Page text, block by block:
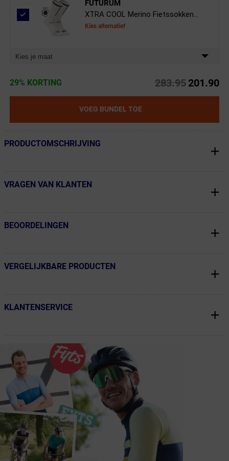
FUTURUM
XTRA COOL Merino Fietssokken...
Kies alternatief
Kies je maat
29% KORTING 283.95 201.90
VOEG BUNDEL TOE
← Terug naar productnavigatie
PRODUCTOMSCHRIJVING
← Terug naar productnavigatie
VRAGEN VAN KLANTEN
← Terug naar productnavigatie
BEOORDELINGEN
← Terug naar productnavigatie
VERGELIJKBARE PRODUCTEN
← Terug naar productnavigatie
KLANTENSERVICE